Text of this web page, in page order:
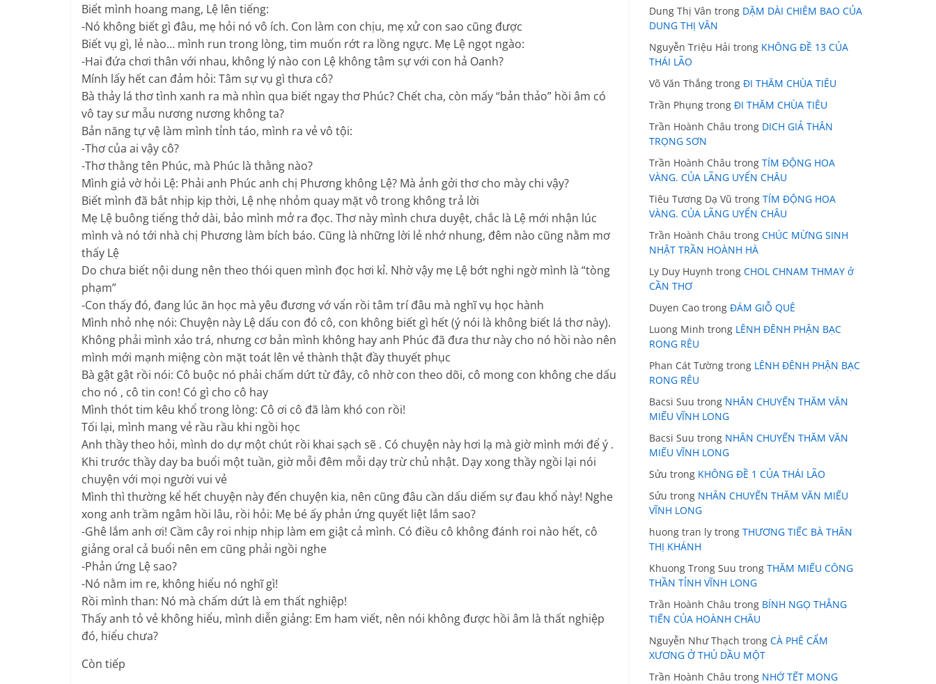
Biết mình hoang mang, Lệ lên tiếng:
-Nó không biết gì đâu, mẹ hỏi nó vô ích. Con làm con chịu, mẹ xử con sao cũng được
Biết vụ gì, lẻ nào… mình run trong lòng, tim muốn rớt ra lồng ngực. Mẹ Lệ ngọt ngào:
-Hai đứa chơi thân với nhau, không lý nào con Lệ không tâm sự với con hả Oanh?
Mính lấy hết can đảm hỏi: Tâm sự vụ gì thưa cô?
Bà thảy lá thơ tình xanh ra mà nhìn qua biết ngay thơ Phúc? Chết cha, còn mấy “bản thảo” hồi âm có
vô tay sư mẫu nương nương không ta?
Bản năng tự vệ làm mình tỉnh táo, mình ra vẻ vô tội:
-Thơ của ai vậy cô?
-Thơ thằng tên Phúc, mà Phúc là thằng nào?
Mình giả vờ hỏi Lệ: Phải anh Phúc anh chị Phương không Lệ? Mà ảnh gởi thơ cho mày chi vậy?
Biết mình đã bắt nhịp kịp thời, Lệ nhẹ nhỏm quay mặt vô trong không trả lời
Mẹ Lệ buông tiếng thở dài, bảo mình mở ra đọc. Thơ này mình chưa duyệt, chắc là Lệ mới nhận lúc
mình và nó tới nhà chị Phương làm bích báo. Cũng là những lời lẻ nhớ nhung, đêm nào cũng nằm mơ
thấy Lệ
Do chưa biết nội dung nên theo thói quen mình đọc hơi kỉ. Nhờ vậy mẹ Lệ bớt nghi ngờ mình là “tòng
phạm”
-Con thấy đó, đang lúc ăn học mà yêu đương vớ vẩn rồi tâm trí đâu mà nghĩ vụ học hành
Mình nhỏ nhẹ nói: Chuyện này Lệ dấu con đó cô, con không biết gì hết (ý nói là không biết lá thơ này).
Không phải mình xảo trá, nhưng cơ bản mình không hay anh Phúc đã đưa thư này cho nó hồi nào nên
mình mới mạnh miệng còn mặt toát lên vẻ thành thật đầy thuyết phục
Bà gật gật rồi nói: Cô buộc nó phải chấm dứt từ đây, cô nhờ con theo dõi, cô mong con không che dấu
cho nó , cô tin con! Có gì cho cô hay
Mình thót tim kêu khổ trong lòng: Cô ơi cô đã làm khó con rồi!
Tối lại, mình mang vẻ rầu rầu khi ngồi học
Anh thầy theo hỏi, mình do dự một chút rồi khai sạch sẽ . Có chuyện này hơi lạ mà giờ mình mới để ý .
Khi trước thầy day ba buổi một tuần, giờ mỗi đêm mỗi dạy trừ chủ nhật. Dạy xong thầy ngồi lại nói
chuyện với mọi người vui vẻ
Mình thì thường kể hết chuyện này đến chuyện kia, nên cũng đâu cần dấu diếm sự đau khổ này! Nghe
xong anh trầm ngâm hồi lâu, rồi hỏi: Mẹ bé ấy phản ứng quyết liệt lắm sao?
-Ghê lắm anh ơi! Cầm cây roi nhịp nhịp làm em giật cả mình. Có điều cô không đánh roi nào hết, cô
giảng oral cả buổi nên em cũng phải ngồi nghe
-Phản ứng Lệ sao?
-Nó nằm im re, không hiểu nó nghĩ gì!
Rồi mình than: Nó mà chấm dứt là em thất nghiệp!
Thấy anh tỏ vẻ không hiểu, mình diễn giảng: Em ham viết, nên nói không được hồi âm là thất nghiệp
đó, hiểu chưa?
Còn tiếp
Dung Thị Vân trong DẶM DÀI CHIÊM BAO CỦA
DUNG THỊ VÂN
Nguyễn Triệu Hải trong KHÔNG ĐỀ 13 CỦA
THÁI LÃO
Võ Văn Thắng trong ĐI THĂM CHÙA TIÊU
Trần Phụng trong ĐI THĂM CHÙA TIÊU
Trần Hoành Châu trong DICH GIẢ THÂN
TRỌNG SƠN
Trần Hoành Châu trong TÍM ĐỘNG HOA
VÀNG. CỦA LÃNG UYỂN CHÂU
Tiêu Tương Dạ Vũ trong TÍM ĐỘNG HOA
VÀNG. CỦA LÃNG UYỂN CHÂU
Trần Hoành Châu trong CHÚC MỪNG SINH
NHẬT TRẦN HOÀNH HÀ
Ly Duy Huynh trong CHOL CHNAM THMAY ở
CẦN THƠ
Duyen Cao trong ĐÁM GIỖ QUÊ
Luong Minh trong LÊNH ĐÊNH PHẬN BẠC
RONG RÊU
Phan Cát Tường trong LÊNH ĐÊNH PHẬN BẠC
RONG RÊU
Bacsi Suu trong NHÂN CHUYẾN THĂM VĂN
MIẾU VĨNH LONG
Bacsi Suu trong NHÂN CHUYẾN THĂM VĂN
MIẾU VĨNH LONG
Sửu trong KHÔNG ĐỀ 1 CỦA THÁI LÃO
Sửu trong NHÂN CHUYẾN THĂM VĂN MIẾU
VĨNH LONG
huong tran ly trong THƯƠNG TIẾC BÀ THÂN
THỊ KHÁNH
Khuong Trong Suu trong THĂM MIẾU CÔNG
THẦN TỈNH VĨNH LONG
Trần Hoành Châu trong BÍNH NGỌ THẲNG
TIẾN CỦA HOÀNH CHÂU
Nguyễn Như Thạch trong CÀ PHÊ CẨM
XƯƠNG Ở THỦ DẦU MỘT
Trần Hoành Châu trong NHỚ TẾT MONG